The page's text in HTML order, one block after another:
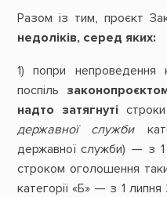
Разом із тим, проєкт
недоліків, серед яких:
1) попри непроведення
поспіль
надто затягнутістроки
державної служби
державної служби) — з
строком оголошення
категорії «Б» — з 1